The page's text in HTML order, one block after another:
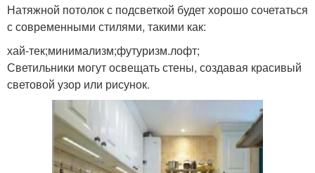
Натяжной потолок с подсветкой будет хорошо сочетаться
с современными стилями, такими как:
хай-тек;минимализм;футуризм.лофт;
Светильники могут освещать стены, создавая красивый
световой узор или рисунок.